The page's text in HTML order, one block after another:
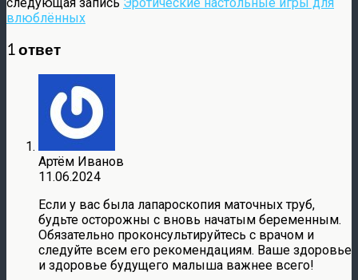
следующая запись Эротические настольные игры для
влюблённых
1 ответ
Артём Иванов
11.06.2024
Если у вас была лапароскопия маточных труб,
будьте осторожны с вновь начатым беременным.
Обязательно проконсультируйтесь с врачом и
следуйте всем его рекомендациям. Ваше здоровье
и здоровье будущего малыша важнее всего!